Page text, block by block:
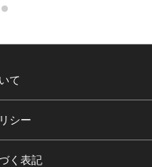
て
シー
く表記